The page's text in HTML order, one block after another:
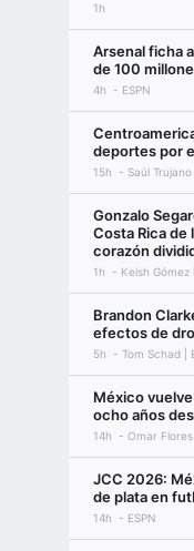
1h
Arsenal ficha
de 100
4h ESPN
deportes por
15h Saúl Trujano
Gonzalo
Costa Rica de
corazón
1h Keish
Brandon
efectos de
5h Tom Schad |
México
ocho años
14h Omar
JCC 2026:
de plata en
14h ESPN